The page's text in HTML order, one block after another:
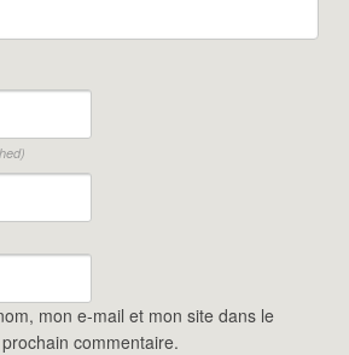
mon e-mail et mon site dans le
commentaire.